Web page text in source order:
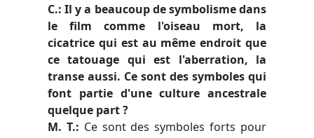
C.: Il y a beaucoup de symbolisme dans
le film comme l'oiseau mort, la
cicatrice qui est au même endroit que
ce tatouage qui est l'aberration, la
transe aussi. Ce sont des symboles qui
font partie d'une culture ancestrale
quelque part ?
M. T.: Ce sont des symboles forts pour